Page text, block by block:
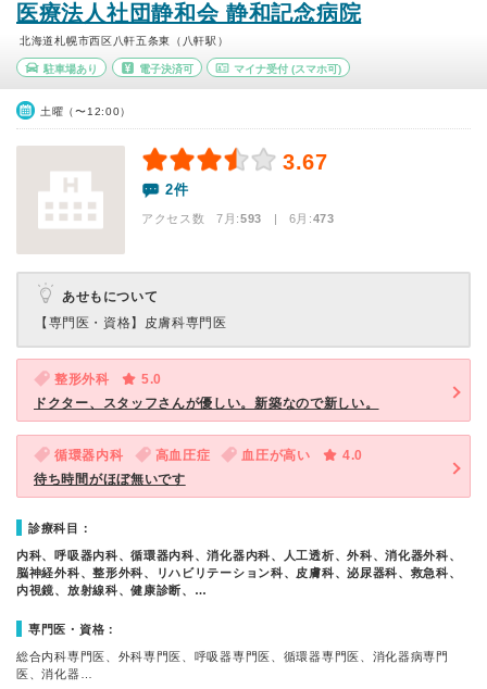
医療法人社団静和会 静和記念病院
北海道札幌市西区八軒五条東（八軒駅）
駐車場あり 電子決済可 マイナ受付 (スマホ可)
土曜（〜12:00）
3.67
2件
アクセス数 7月:593 | 6月:473
あせもについて
【専門医・資格】 皮膚科専門医
整形外科
5.0
ドクター、スタッフさんが優しい。新築なので新しい。
循環器内科 高血圧症 血圧が高い
4.0
待ち時間がほぼ無いです
診療科目：
内科、呼吸器内科、循環器内科、消化器内科、人工透析、外科、消化器外科、
脳神経外科、整形外科、リハビリテーション科、皮膚科、泌尿器科、救急科、
内視鏡、放射線科、健康診断、…
専門医・資格：
総合内科専門医、外科専門医、呼吸器専門医、循環器専門医、消化器病専門
医、消化器…